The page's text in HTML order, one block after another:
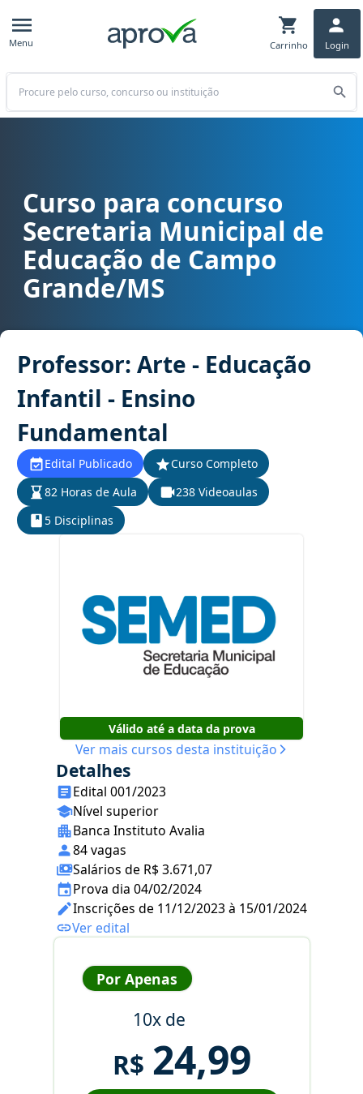
Menu Carrinho Login
Buscar
Curso para concurso SEMED - Secretaria Municipal de Educação
Curso para concurso
Secretaria Municipal de
Educação de Campo
Grande/MS
Professor: Arte - Educação
Infantil - Ensino
Fundamental
Edital Publicado
Curso Completo
82 Horas de Aula
238 Videoaulas
5 Disciplinas
Válido até a data da prova
Ver mais cursos desta instituição
Detalhes
Edital 001/2023
Nível superior
Banca Instituto Avalia
84 vagas
Salários de R$ 3.671,07
Prova dia 04/02/2024
Inscrições de 11/12/2023 à 15/01/2024
Ver edital
Por Apenas
10x de
R$ 24,99